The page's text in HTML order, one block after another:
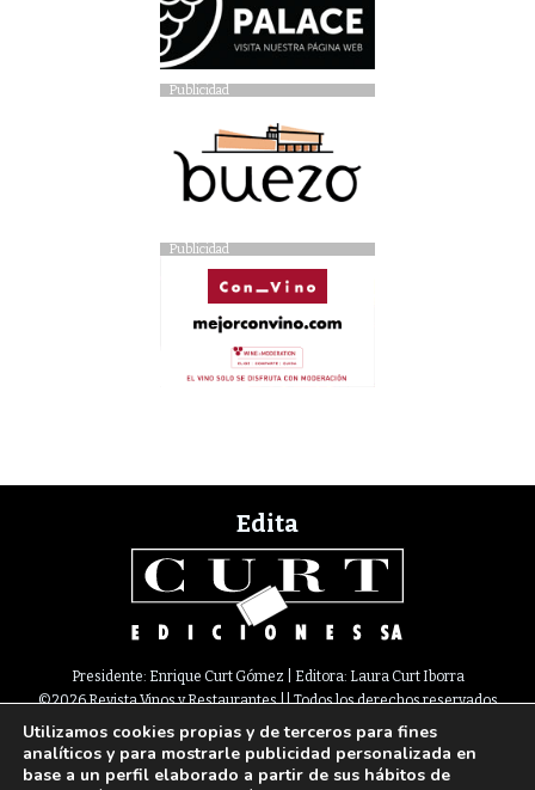
Publicidad
Publicidad
Edita
Presidente: Enrique Curt Gómez | Editora: Laura Curt Iborra
©2026 Revista Vinos y Restaurantes || Todos los derechos reservados
Newsletter Nota legal Política de Cookies Suscripción
Contacto
Paseo de Gracia, 63. 1º 2ª. 08008 Barcelona |933 180 101¦ Fax 933 183 505
Utilizamos cookies propias y de terceros para fines
analíticos y para mostrarle publicidad personalizada en
base a un perfil elaborado a partir de sus hábitos de